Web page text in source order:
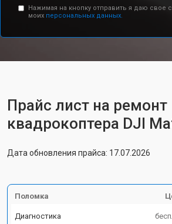
Нажимая на кнопку отправить я даю свое
моих персональных данных.
Прайс лист на ремонт
квадрокоптера DJI
Дата обновления прайса: 17.07.2026
Поломка
Диагностика